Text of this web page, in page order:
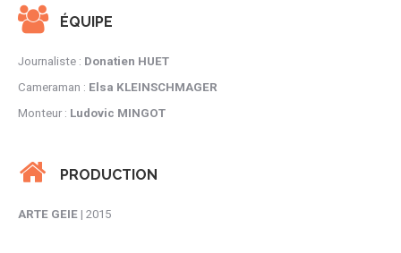
ÉQUIPE
Journaliste : Donatien HUET
Cameraman : Elsa KLEINSCHMAGER
Monteur : Ludovic MINGOT
PRODUCTION
ARTE GEIE | 2015